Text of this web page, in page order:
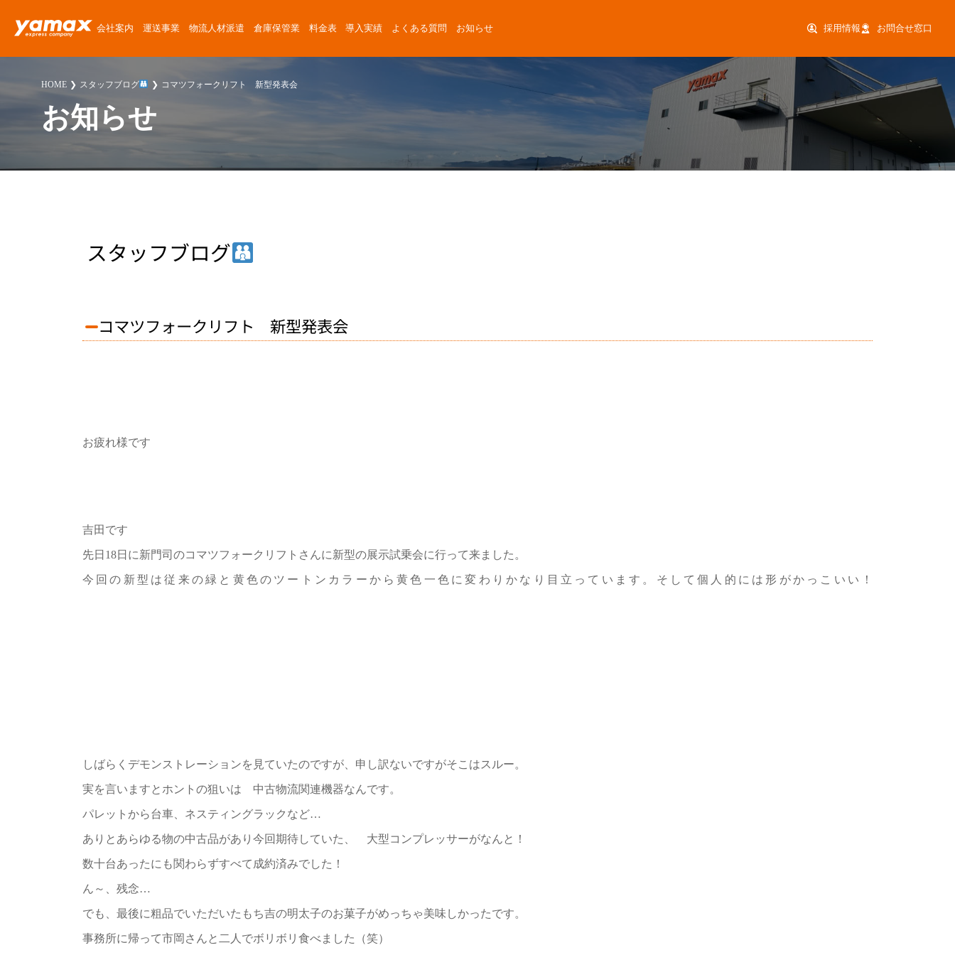
会社案内
会社概要
アクセスマップ
沿革
スタッフ紹介
運送事業
運送サービス
楽器運搬
協力会社募集
物流人材派遣
物流人材派遣サービス
倉庫保管業
倉庫保管サービス
倉庫紹介
料金表
定期便料金
チャーター便料金
倉庫保管料金
導入実績
運送委託
楽器運搬
派遣
よくある質問
運送に関する質問
倉庫に関する質問
派遣に関する質問
お知らせ
News Release
ゴーゴーヤマックス!
スタッフブログ
採用情報 お問合せ窓口
HOME スタッフブログ コマツフォークリフト 新型発表会
お知らせ
スタッフブログ
コマツフォークリフト 新型発表会
お疲れ様です
吉田です
先日18日に新門司のコマツフォークリフトさんに新型の展示試乗会に行って来ました。
今回の新型は従来の緑と黄色のツートンカラーから黄色一色に変わりかなり目立っています。そして個人的には形がかっこいい！
しばらくデモンストレーションを見ていたのですが、申し訳ないですがそこはスルー。
実を言いますとホントの狙いは 中古物流関連機器なんです。
パレットから台車、ネスティングラックなど…
ありとあらゆる物の中古品があり今回期待していた、 大型コンプレッサーがなんと！
数十台あったにも関わらずすべて成約済みでした！
ん～、残念…
でも、最後に粗品でいただいたもち吉の明太子のお菓子がめっちゃ美味しかったです。
事務所に帰って市岡さんと二人でボリボリ食べました（笑）